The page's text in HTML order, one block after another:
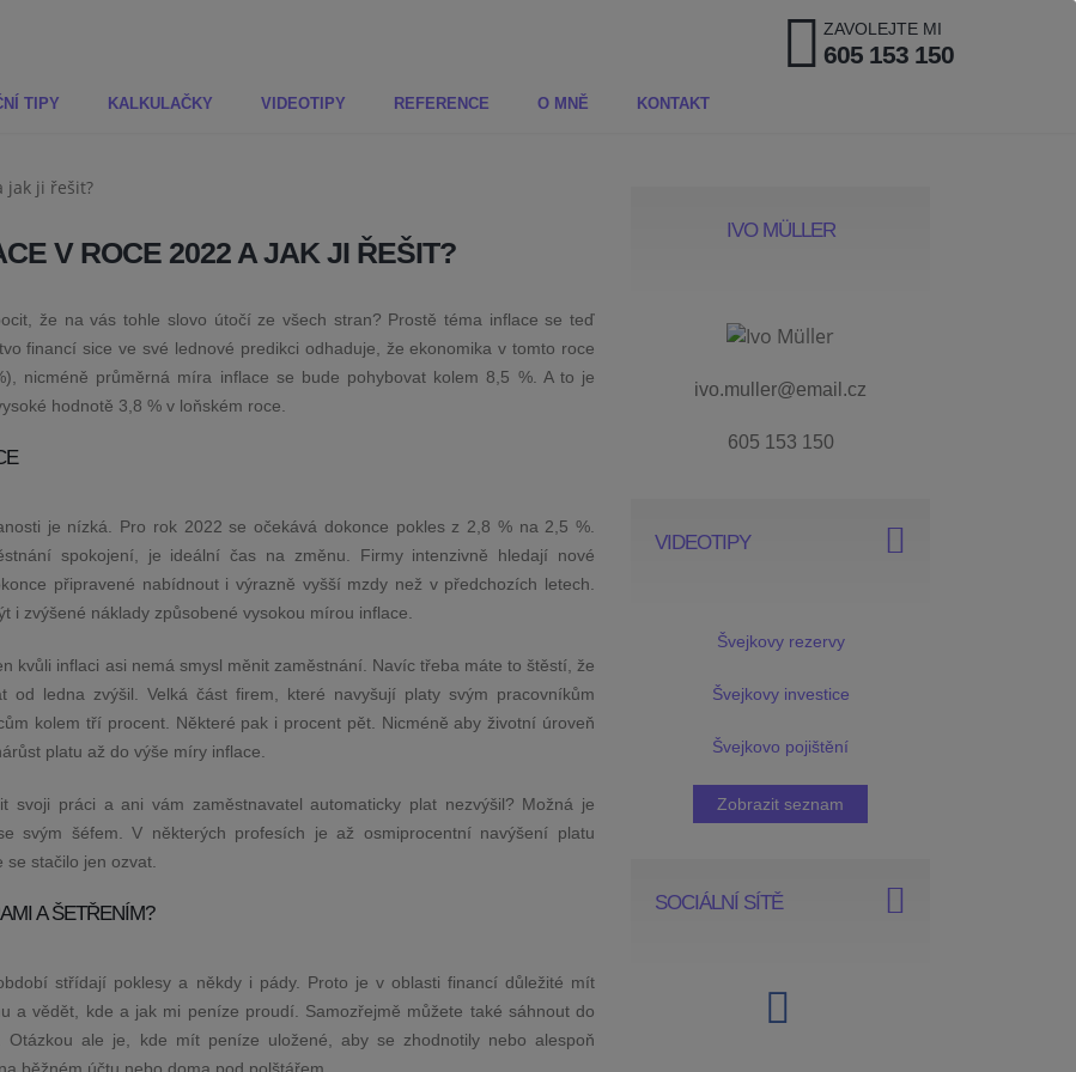
ZAVOLEJTE MI
605 153 150
TIPY KALKULAČKY VIDEOTIPY REFERENCE O MNĚ KONTAKT
V ROCE 2022 A JAK JI ŘEŠIT?
že na vás tohle slovo útočí ze všech stran? Prostě téma inflace se teď
financí sice ve své lednové predikci odhaduje, že ekonomika v tomto roce
nicméně průměrná míra inflace se bude pohybovat kolem 8,5 %. A to je
hodnotě 3,8 % v loňském roce.
je nízká. Pro rok 2022 se očekává dokonce pokles z 2,8 % na 2,5 %.
spokojení, je ideální čas na změnu. Firmy intenzivně hledají nové
připravené nabídnout i výrazně vyšší mzdy než v předchozích letech.
i zvýšené náklady způsobené vysokou mírou inflace.
kvůli inflaci asi nemá smysl měnit zaměstnání. Navíc třeba máte to štěstí, že
od ledna zvýšil. Velká část firem, které navyšují platy svým pracovníkům
kolem tří procent. Některé pak i procent pět. Nicméně aby životní úroveň
platu až do výše míry inflace.
svoji práci a ani vám zaměstnavatel automaticky plat nezvýšil? Možná je
svým šéfem. V některých profesích je až osmiprocentní navýšení platu
stačilo jen ozvat.
A ŠETŘENÍM?
střídají poklesy a někdy i pády. Proto je v oblasti financí důležité mít
a vědět, kde a jak mi peníze proudí. Samozřejmě můžete také sáhnout do
ale je, kde mít peníze uložené, aby se zhodnotily nebo alespoň
IVO MÜLLER
ivo.muller@email.cz
605 153 150
VIDEOTIPY
Švejkovy rezervy
Švejkovy investice
Švejkovo pojištění
Zobrazit seznam
SOCIÁLNÍ SÍTĚ